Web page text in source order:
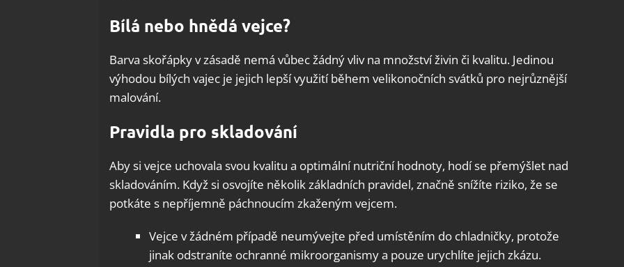
Bílá nebo hnědá vejce?
Barva skořápky v zásadě nemá vůbec žádný vliv na množství živin či kvalitu. Jedinou
výhodou bílých vajec je jejich lepší využití během velikonočních svátků pro nejrůznější
malování.
Pravidla pro skladování
Aby si vejce uchovala svou kvalitu a optimální nutriční hodnoty, hodí se přemýšlet nad
skladováním. Když si osvojíte několik základních pravidel, značně snížíte riziko, že se
potkáte s nepříjemně páchnoucím zkaženým vejcem.
Vejce v žádném případě neumývejte před umístěním do chladničky, protože
jinak odstraníte ochranné mikroorganismy a pouze urychlíte jejich zkázu.